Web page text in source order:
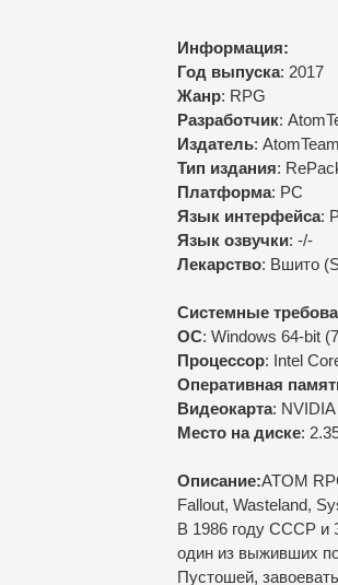
Информация:
Год выпуска: 2017
Жанр: RPG
Разработчик:
Издатель: AtomTeam
Тип издания:
Платформа: PC
Язык интерфейса:
Язык озвучки: -/-
Лекарство: Вшито
Cистемные
ОС: Windows 64-bit
Процессор: Intel
Оперативная
Видеокарта:
Место на диске:
Описание:ATOM
Fallout, Wasteland,
В 1986 году СССР и
один из выживших
Пустошей,